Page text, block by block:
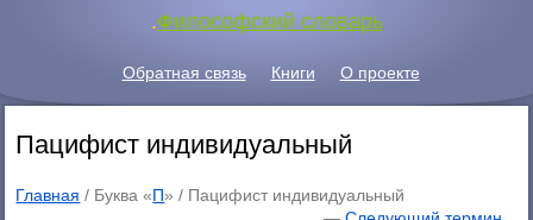
.Философский словарь
Обратная связь Книги О проекте
Пацифист индивидуальный
Главная / Буква «П» / Пацифист индивидуальный